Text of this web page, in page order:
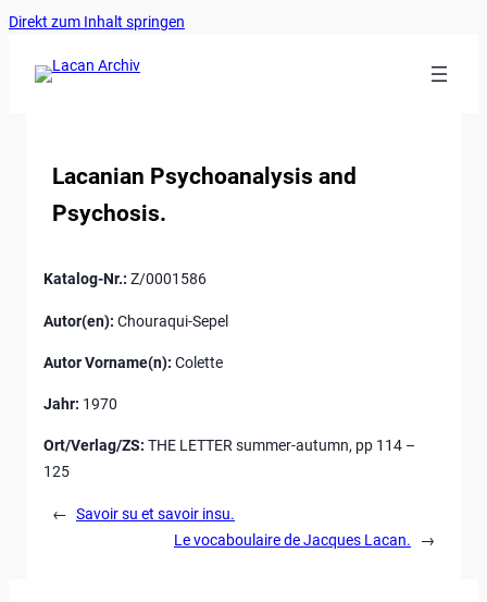
Direkt zum Inhalt springen
Lacanian Psychoanalysis and
Psychosis.
Katalog-Nr.: Z/0001586
Autor(en): Chouraqui-Sepel
Autor Vorname(n): Colette
Jahr: 1970
Ort/Verlag/ZS: THE LETTER summer-autumn, pp 114 –
125
← Savoir su et savoir insu.
Le vocaboulaire de Jacques Lacan.
→